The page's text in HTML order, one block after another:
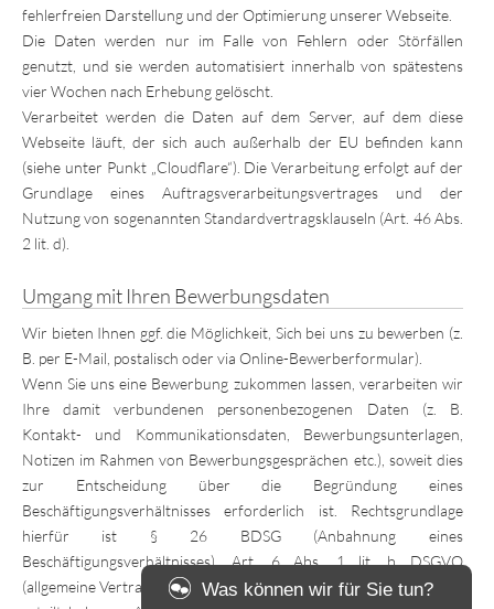
fehlerfreien Darstellung und der Optimierung unserer Webseite.
Die Daten werden nur im Falle von Fehlern oder Störfällen
genutzt, und sie werden automatisiert innerhalb von spätestens
vier Wochen nach Erhebung gelöscht.
Verarbeitet werden die Daten auf dem Server, auf dem diese
Webseite läuft, der sich auch außerhalb der EU befinden kann
(siehe unter Punkt „Cloudflare“). Die Verarbeitung erfolgt auf der
Grundlage eines Auftragsverarbeitungsvertrages und der
Nutzung von sogenannten Standardvertragsklauseln (Art. 46 Abs.
2 lit. d).
Umgang mit Ihren Bewerbungsdaten
Wir bieten Ihnen ggf. die Möglichkeit, Sich bei uns zu bewerben (z.
B. per E-Mail, postalisch oder via Online-Bewerberformular).
Wenn Sie uns eine Bewerbung zukommen lassen, verarbeiten wir
Ihre damit verbundenen personenbezogenen Daten (z. B.
Kontakt- und Kommunikationsdaten, Bewerbungsunterlagen,
Notizen im Rahmen von Bewerbungsgesprächen etc.), soweit dies
zur Entscheidung über die Begründung eines
Beschäftigungsverhältnisses erforderlich ist. Rechtsgrundlage
hierfür ist § 26 BDSG (Anbahnung eines
Beschäftigungsverhältnisses), Art. 6 Abs. 1 lit. b DSGVO
(allgemeine Vertragsanbahnung) und – sofern Sie eine Einwilligung
Was können wir für Sie tun?